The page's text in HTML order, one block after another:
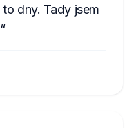
dny. Tady jsem